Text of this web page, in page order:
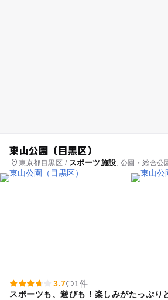
東山公園（目黒区）
東京都目黒区 / スポーツ施設 , 公園・総合公
3.7
1件
スポーツも、遊びも！楽しみがたっぷり